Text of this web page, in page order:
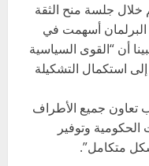
جلسة منح الثقة
أسهمت في
أن “القوى السياسية
استكمال التشكيلة
تعاون جميع الأطراف
وتوفير
متكامل”.